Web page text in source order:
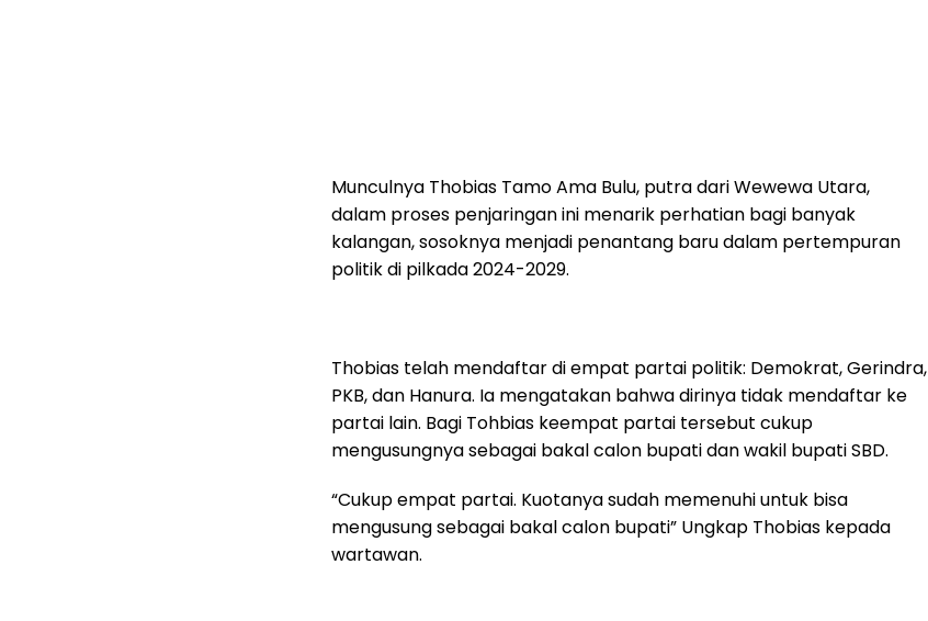
Munculnya Thobias Tamo Ama Bulu, putra dari Wewewa Utara,
dalam proses penjaringan ini menarik perhatian bagi banyak
kalangan, sosoknya menjadi penantang baru dalam pertempuran
politik di pilkada 2024-2029.
Thobias telah mendaftar di empat partai politik: Demokrat, Gerindra,
PKB, dan Hanura. Ia mengatakan bahwa dirinya tidak mendaftar ke
partai lain. Bagi Tohbias keempat partai tersebut cukup
mengusungnya sebagai bakal calon bupati dan wakil bupati SBD.
“Cukup empat partai. Kuotanya sudah memenuhi untuk bisa
mengusung sebagai bakal calon bupati” Ungkap Thobias kepada
wartawan.